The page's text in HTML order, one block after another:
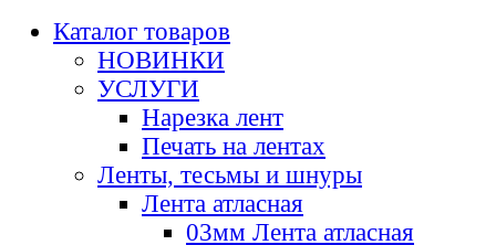
Каталог товаров
НОВИНКИ
УСЛУГИ
Нарезка лент
Печать на лентах
Ленты, тесьмы и шнуры
Лента атласная
03мм Лента атласная